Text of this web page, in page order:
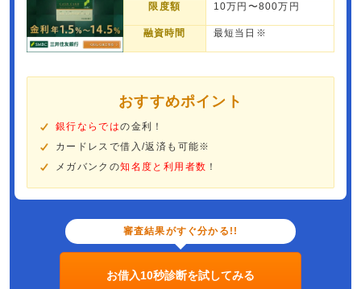
限度額 10万円〜800万円
融資時間 最短当日※
おすすめポイント
銀行ならではの金利！
カードレスで借入/返済も可能※
メガバンクの知名度と利用者数 ！
審査結果がすぐ分かる!!
お借入10秒診断を試してみる